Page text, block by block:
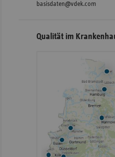
basisdaten@vdek.com
Qualität im